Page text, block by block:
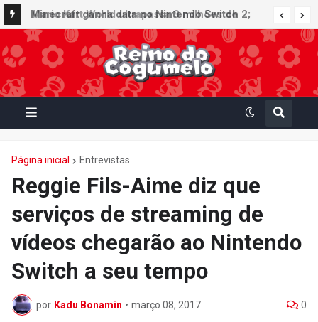
Minecraft ganha data no Nintendo Switch 2;
Super Mario Mash-Up receberá atualização
gráfica exclusiva
Página inicial Entrevistas
Reggie Fils-Aime diz que
serviços de streaming de
vídeos chegarão ao Nintendo
Switch a seu tempo
por Kadu Bonamin • março 08, 2017 0